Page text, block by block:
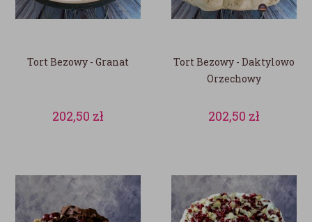
Tort Bezowy - Granat
202,50 zł
Tort Bezowy - Daktylowo
Orzechowy
202,50 zł